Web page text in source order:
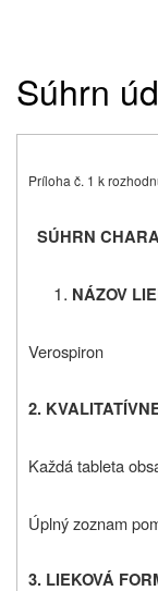
Súhrn
Príloha č. 1 k
SÚHRN
NÁZOV
Verospiron
2.
Každá tableta
Úplný zoznam
3. LIEKOVÁ